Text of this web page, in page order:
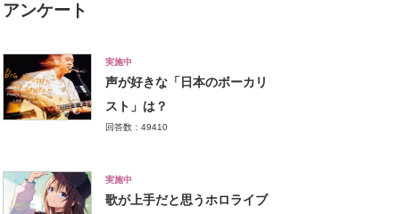
アンケート
実施中
声が好きな「日本のボーカリ
スト」は？
回答数：49410
実施中
歌が上手だと思うホロライブ